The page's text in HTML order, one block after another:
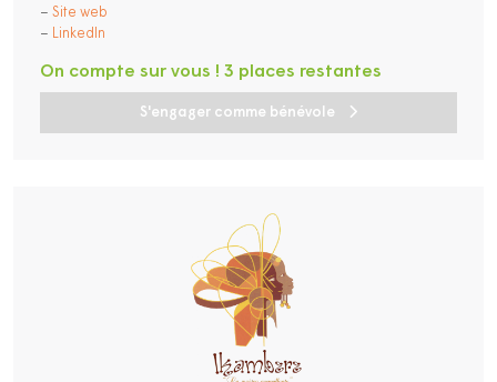
– Site web
– LinkedIn
S'engager comme bénévole
On compte sur vous ! 3 places restantes